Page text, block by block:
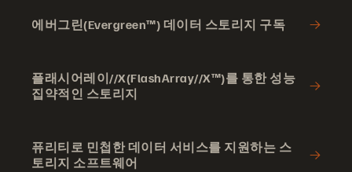
에버그린(Evergreen™) 데이터 스토리지 구독
플래시어레이//X(FlashArray//X™)를 통한 성능
집약적인 스토리지
퓨리티로 민첩한 데이터 서비스를 지원하는 스
토리지 소프트웨어